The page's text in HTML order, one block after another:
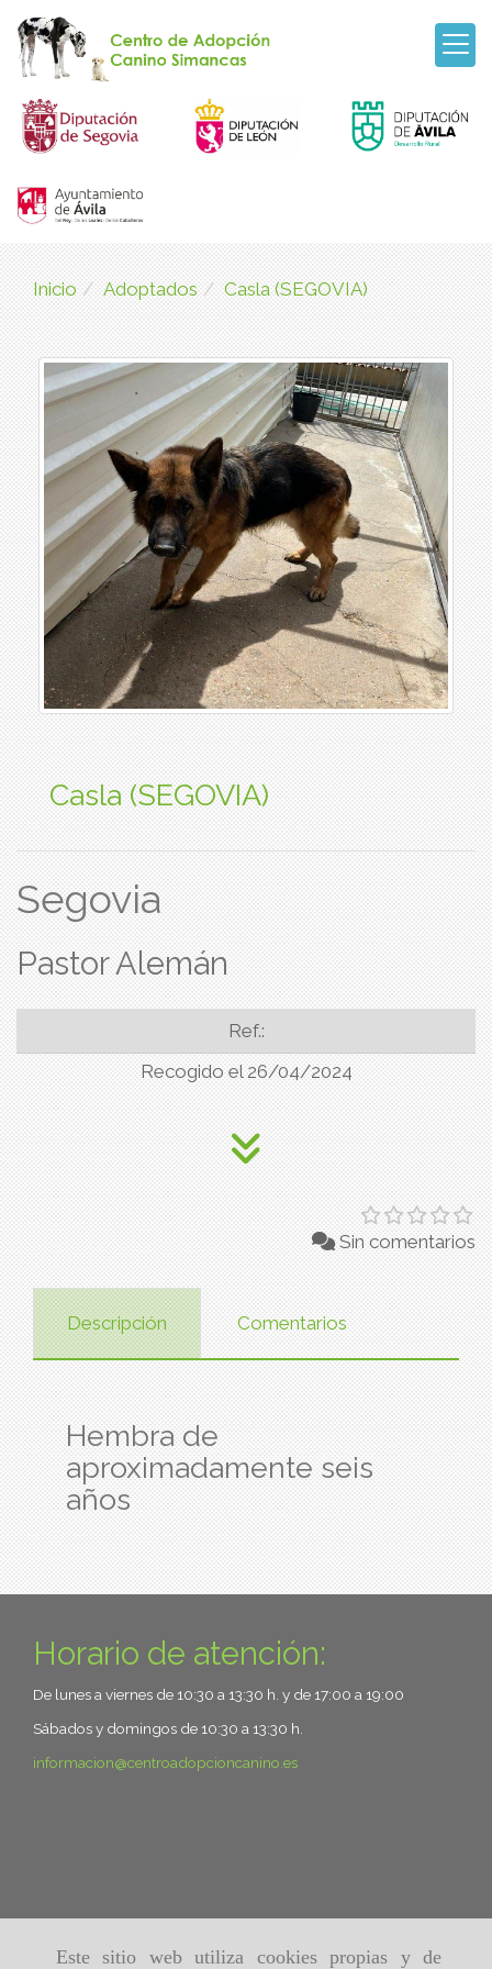
Este sitio web utiliza cookies propias y de
Inicio Adoptados Casla (SEGOVIA)
Casla (SEGOVIA)
Segovia
Pastor Alemán
Ref.:
Recogido el 26/04/2024
Sin comentarios
Descripción Comentarios
Hembra de
aproximadamente seis
años
Horario de atención:
De lunes a viernes de 10:30 a 13:30 h. y de 17:00 a 19:00
Sábados y domingos de 10:30 a 13:30 h.
informacion
centroadopcioncanino.es